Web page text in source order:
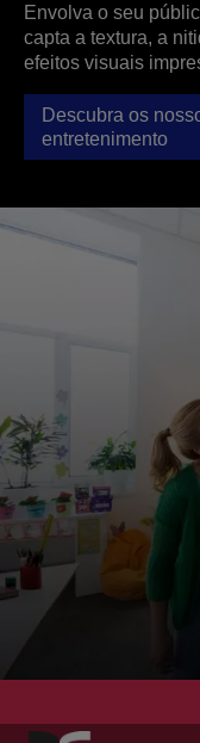
Envolva o seu
capta a textura, a
efeitos visuais
Descubra os
entretenimento